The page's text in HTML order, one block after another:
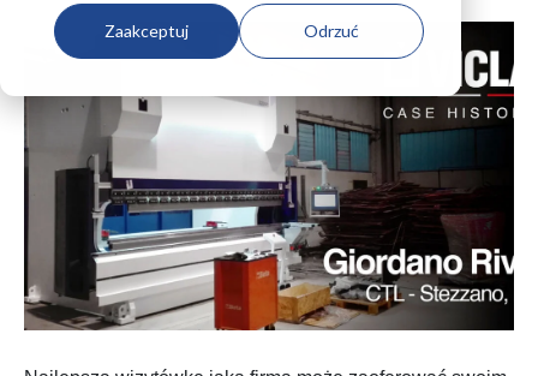
Zaakceptuj Odrzuć